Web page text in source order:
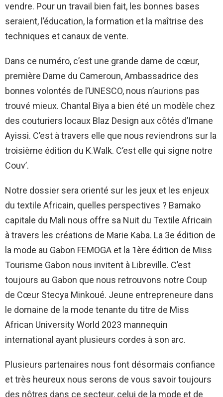
vendre. Pour un travail bien fait, les bonnes bases
seraient, l’éducation, la formation et la maîtrise des
techniques et canaux de vente.
Dans ce numéro, c’est une grande dame de cœur,
première Dame du Cameroun, Ambassadrice des
bonnes volontés de l’UNESCO, nous n’aurions pas
trouvé mieux. Chantal Biya a bien été un modèle chez
des couturiers locaux Blaz Design aux côtés d’Imane
Ayissi. C’est à travers elle que nous reviendrons sur la
troisième édition du K.Walk. C’est elle qui signe notre
Couv’.
Notre dossier sera orienté sur les jeux et les enjeux
du textile Africain, quelles perspectives ? Bamako
capitale du Mali nous offre sa Nuit du Textile Africain
à travers les créations de Marie Kaba. La 3e édition de
la mode au Gabon FEMOGA et la 1ère édition de Miss
Tourisme Gabon nous invitent à Libreville. C’est
toujours au Gabon que nous retrouvons notre Coup
de Cœur Stecya Minkoué. Jeune entrepreneure dans
le domaine de la mode tenante du titre de Miss
African University World 2023 mannequin
international ayant plusieurs cordes à son arc.
Plusieurs partenaires nous font désormais confiance
et très heureux nous serons de vous savoir toujours
des nôtres dans ce secteur, celui de la mode et de